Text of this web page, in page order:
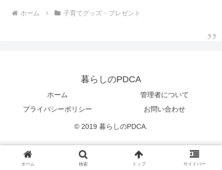
ホーム 子育てグッズ・プレゼント
暮らしのPDCA
ホーム
管理者について
プライバシーポリシー
お問い合わせ
© 2019 暮らしのPDCA.
ホーム 検索 トップ サイドバー